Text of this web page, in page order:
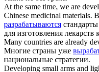
At the same time, we are
Chinese medicinal materials.
разрабатываются
для изготовления
Many countries are already
Многие страны уже
национальные стратегии.
Developing small arms and